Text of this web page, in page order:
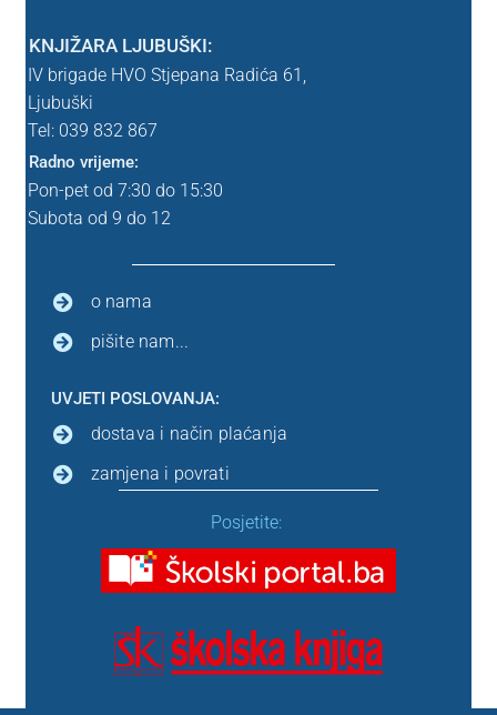
Zahvala
Zahvala probna
znanstvena
KNJIŽARA LJUBUŠKI:
IV brigade HVO Stjepana Radića 61,
Ljubuški
Tel: 039 832 867
Radno vrijeme:
Pon-pet od 7:30 do 15:30
Subota od 9 do 12
o nama
pišite nam...
UVJETI POSLOVANJA:
dostava i način plaćanja
zamjena i povrati
Posjetite: